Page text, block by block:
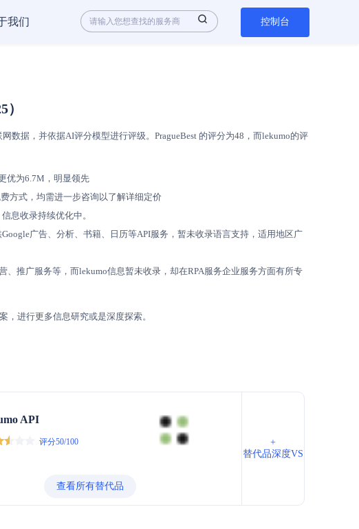
我们 控制台
数据，并依据AI评分模型进行评级。PragueBest 的评分为48，而lekumo的评
优为6.7M，明显领先
方式，均需进一步咨询以了解详细定价
息收录持续优化中。
广告、分析、书籍、日历等API服务，暂未收录语言支持，适用地区广
、推广服务等，而lekumo信息暂未收录，却在RPA服务企业服务方面有所专
，进行更多信息研究或是深度探索。
API
评分50/100
查看所有替代品
+
替代品深度VS